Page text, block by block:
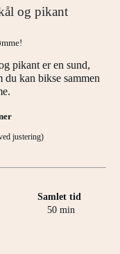
og pikant
pikant er en sund,
du kan bikse sammen
justering)
Samlet tid
50minutter
min